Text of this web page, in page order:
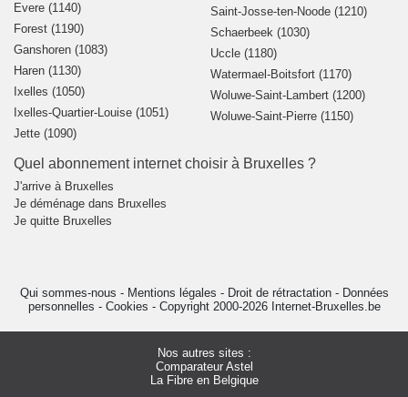
Evere (1140)
Forest (1190)
Ganshoren (1083)
Haren (1130)
Ixelles (1050)
Ixelles-Quartier-Louise (1051)
Jette (1090)
Saint-Josse-ten-Noode (1210)
Schaerbeek (1030)
Uccle (1180)
Watermael-Boitsfort (1170)
Woluwe-Saint-Lambert (1200)
Woluwe-Saint-Pierre (1150)
Quel abonnement internet choisir à Bruxelles ?
J'arrive à Bruxelles
Je déménage dans Bruxelles
Je quitte Bruxelles
Qui sommes-nous - Mentions légales - Droit de rétractation - Données
personnelles - Cookies - Copyright 2000-2026 Internet-Bruxelles.be
Nos autres sites :
Comparateur Astel
La Fibre en Belgique